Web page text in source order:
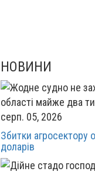
НОВИНИ
серп. 05, 2026
Збитки агросектору
доларів